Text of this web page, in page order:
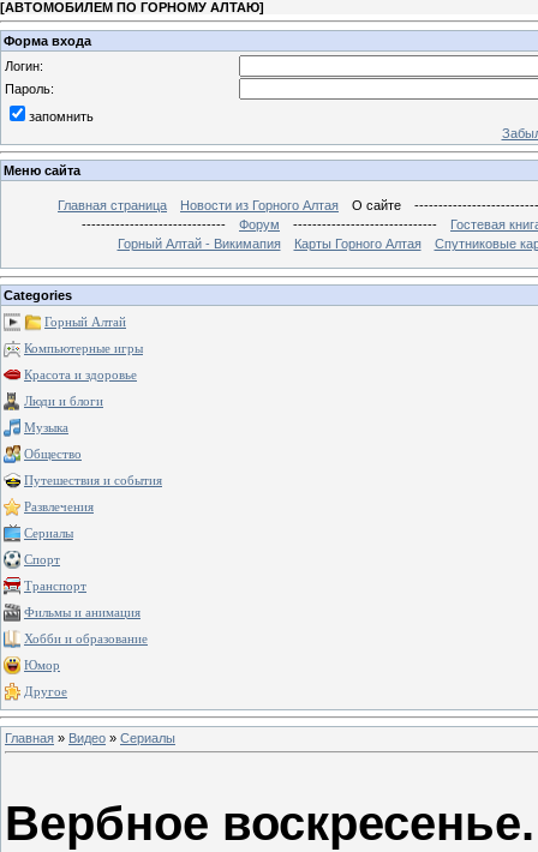
[АВТОМОБИЛЕМ ПО ГОРНОМУ АЛТАЮ]
Форма входа
Логин:
Пароль:
запомнить
Меню сайта
Главная страница Новости из Горного Алтая О сайте
------------------------------
Форум ------------------------------
Гостевая
Горный Алтай - Викимапия
Карты Горного Алтая Спутниковые
Categories
Горный Алтай
Компьютерные игры
Красота и здоровье
Люди и блоги
Музыка
Общество
Путешествия и события
Развлечения
Сериалы
Спорт
Транспорт
Фильмы и анимация
Хобби и образование
Юмор
Другое
Главная » Видео » Сериалы
Вербное